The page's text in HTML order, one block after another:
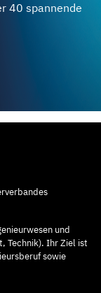
40 spannende
und
Technik). Ihr Ziel ist
sowie